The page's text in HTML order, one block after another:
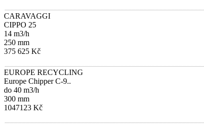
CARAVAGGI
CIPPO 25
14 m3/h
250 mm
375 625 Kč
EUROPE RECYCLING
Europe Chipper C-9..
do 40 m3/h
300 mm
1047123 Kč